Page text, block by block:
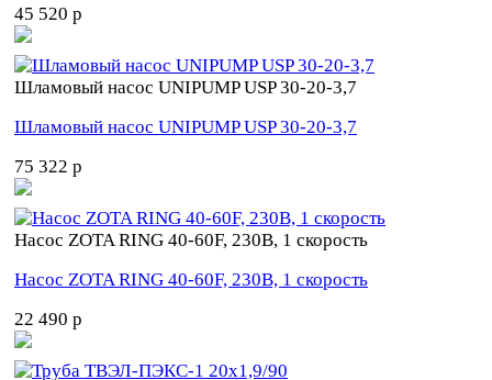
45 520 p
Шламовый насос UNIPUMP USP 30-20-3,7
Шламовый насос UNIPUMP USP 30-20-3,7
75 322 p
Насос ZOTA RING 40-60F, 230В, 1 скорость
Насос ZOTA RING 40-60F, 230В, 1 скорость
22 490 p